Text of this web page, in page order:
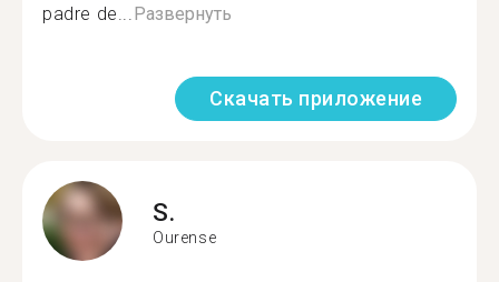
padre de... Развернуть
Скачать приложение
S.
Ourense